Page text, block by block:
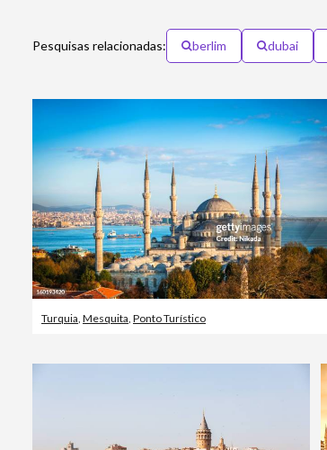
Pesquisas relacionadas: berlim dubai
Turquia Mesquita Ponto Turístico